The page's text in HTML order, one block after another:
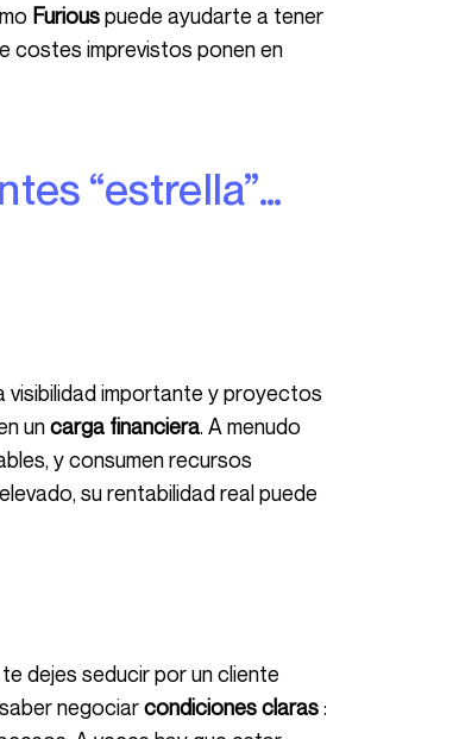
Furiouspuede ayudarte a tener
costes imprevistos ponen en
uncarga financiera. A menudo
y consumen recursos
su rentabilidad real puede
dejes seducir por un cliente
negociarcondiciones claras: